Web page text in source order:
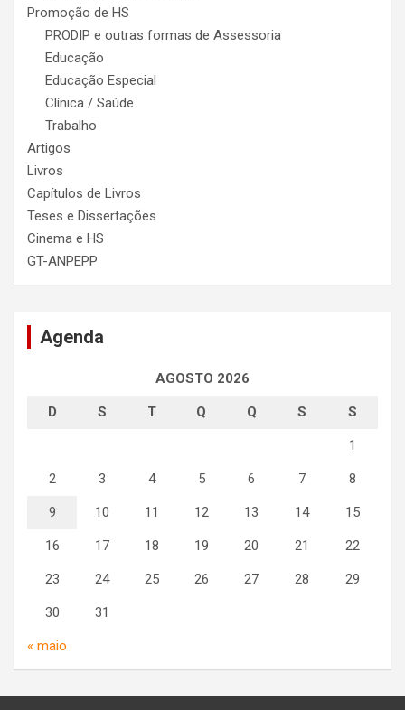
Promoção de HS
PRODIP e outras formas de Assessoria
Educação
Educação Especial
Clínica / Saúde
Trabalho
Artigos
Livros
Capítulos de Livros
Teses e Dissertações
Cinema e HS
GT-ANPEPP
Agenda
AGOSTO 2026
D S T Q Q S S
1
2 3 4 5 6 7 8
9 10 11 12 13 14 15
16 17 18 19 20 21 22
23 24 25 26 27 28 29
30 31
« maio